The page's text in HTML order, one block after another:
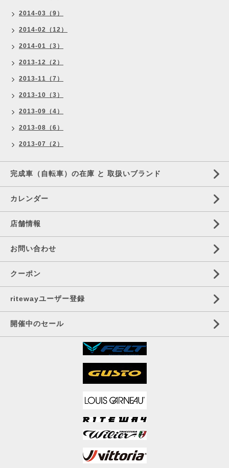
2014-03（9）
2014-02（12）
2014-01（3）
2013-12（2）
2013-11（7）
2013-10（3）
2013-09（4）
2013-08（6）
2013-07（2）
完成車（自転車）の在庫 と 取扱いブランド
カレンダー
店舗情報
お問い合わせ
クーポン
ritewayユーザー登録
開催中のセール